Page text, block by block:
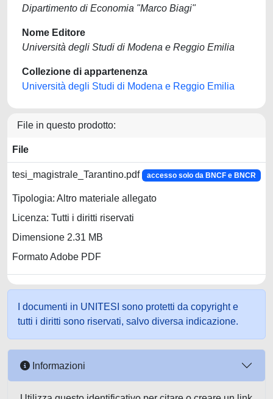
Dipartimento di Economia "Marco Biagi"
Nome Editore
Università degli Studi di Modena e Reggio Emilia
Collezione di appartenenza
Università degli Studi di Modena e Reggio Emilia
File in questo prodotto:
File
tesi_magistrale_Tarantino.pdf accesso solo da BNCF e BNCR
Tipologia: Altro materiale allegato
Licenza: Tutti i diritti riservati
Dimensione 2.31 MB
Formato Adobe PDF
I documenti in UNITESI sono protetti da copyright e
tutti i diritti sono riservati, salvo diversa indicazione.
Informazioni